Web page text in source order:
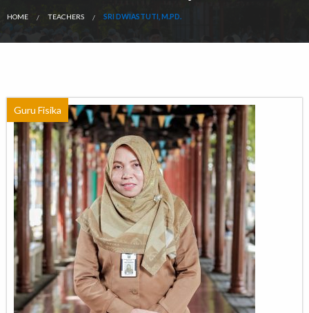
HOME TEACHERS SRI DWIASTUTI, M.PD.
Guru Fisika